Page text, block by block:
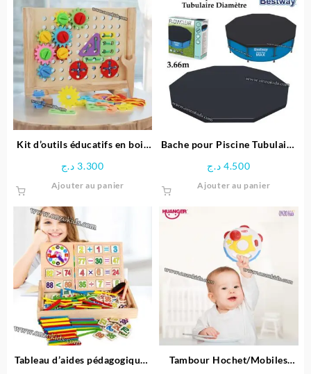
Les
options
être
choisies
sur
page
Kit d’outils éducatifs en bois
3.300 د.ج
Ajouter au panier
Bache pour Piscine Tubulaire
4.500 د.ج
Ajouter au panier
Tableau d’aides pédagogiques
Tambour Hochet/Mobiles